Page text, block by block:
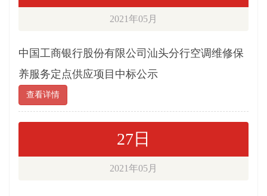
2021年05月
中国工商银行股份有限公司汕头分行空调维修保
养服务定点供应项目中标公示
查看详情
27日
2021年05月